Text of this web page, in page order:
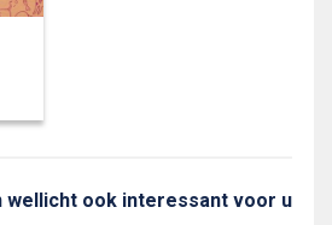
wellicht ook interessant voor u